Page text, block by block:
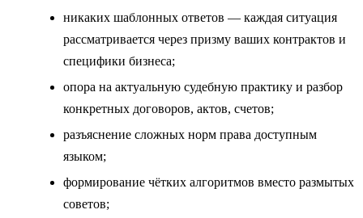
никаких шаблонных ответов — каждая ситуация
рассматривается через призму ваших контрактов и
специфики бизнеса;
опора на актуальную судебную практику и разбор
конкретных договоров, актов, счетов;
разъяснение сложных норм права доступным
языком;
формирование чётких алгоритмов вместо размытых
советов;